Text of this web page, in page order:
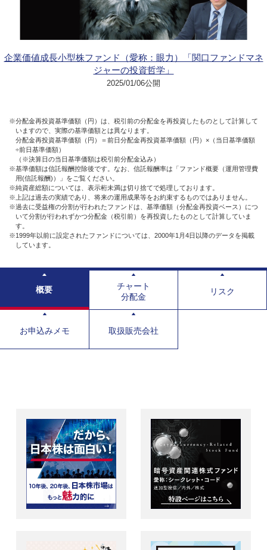
企業価値成長小型株ファンド（愛称：眼力）「関口ファンドマネ
ジャーの投資哲学」
2025/01/06公開
※分配金再投資基準価額（円）は、税引前の分配金を再投資したものとして計算して
いますので、実際の基準価額とは異なります。
分配金再投資基準価額（円）＝前日分配金再投資基準価額（円）×（当日基準価額
÷前日基準価額）
（※決算日の当日基準価額は税引前分配金込み）
※基準価額は信託報酬控除後です。なお、信託報酬率は「ファンド概要（運用管理費
用(信託報酬)）」をご覧ください。
※純資産総額については、表示桁未満は切り捨てで処理しております。
※上記は過去の実績であり、将来の運用成果等をお約束するものではありません。
※過去に受益権の分割が行われたファンドは、基準価額（分配金再投資ベース）につ
いて分割が行われずかつ分配金（税引前）を再投資したものとして計算していま
す。
※1999年以前に設定されたファンドについては、2000年1月4日以降のデータを掲載
しています。
概要
チャート
分配金
リスク
お申込みメモ 取扱販売会社